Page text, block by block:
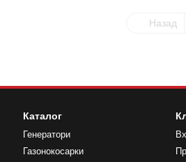
Назад
Каталог
Генератори
Газонокосарки